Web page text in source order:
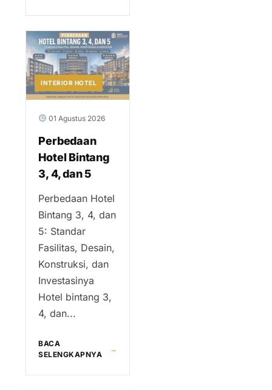
INTERIOR HOTEL
01 Agustus 2026
Perbedaan
Hotel Bintang
3, 4, dan 5
Perbedaan Hotel
Bintang 3, 4, dan
5: Standar
Fasilitas, Desain,
Konstruksi, dan
Investasinya
Hotel bintang 3,
4, dan...
BACA
SELENGKAPNYA
→